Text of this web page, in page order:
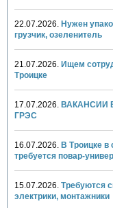
22.07.2026. Нужен
грузчик, озеленитель
21.07.2026. Ищем
Троицке
17.07.2026. ВАКАНСИИ
ГРЭС
16.07.2026. В Троицке в
требуется повар-
15.07.2026. Требуются
электрики, монтажники